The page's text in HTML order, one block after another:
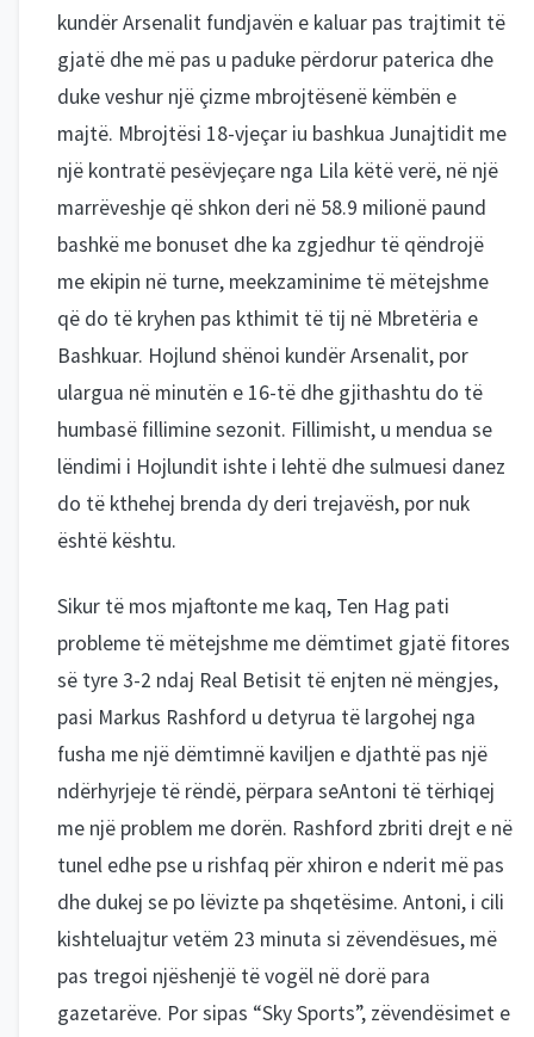
kundër Arsenalit fundjavën e kaluar pas trajtimit të
gjatë dhe më pas u paduke përdorur paterica dhe
duke veshur një çizme mbrojtësenë këmbën e
majtë. Mbrojtësi 18-vjeçar iu bashkua Junajtidit me
një kontratë pesëvjeçare nga Lila këtë verë, në një
marrëveshje që shkon deri në 58.9 milionë paund
bashkë me bonuset dhe ka zgjedhur të qëndrojë
me ekipin në turne, meekzaminime të mëtejshme
që do të kryhen pas kthimit të tij në Mbretëria e
Bashkuar. Hojlund shënoi kundër Arsenalit, por
ulargua në minutën e 16-të dhe gjithashtu do të
humbasë fillimine sezonit. Fillimisht, u mendua se
lëndimi i Hojlundit ishte i lehtë dhe sulmuesi danez
do të kthehej brenda dy deri trejavësh, por nuk
është kështu.
Sikur të mos mjaftonte me kaq, Ten Hag pati
probleme të mëtejshme me dëmtimet gjatë fitores
së tyre 3-2 ndaj Real Betisit të enjten në mëngjes,
pasi Markus Rashford u detyrua të largohej nga
fusha me një dëmtimnë kaviljen e djathtë pas një
ndërhyrjeje të rëndë, përpara seAntoni të tërhiqej
me një problem me dorën. Rashford zbriti drejt e në
tunel edhe pse u rishfaq për xhiron e nderit më pas
dhe dukej se po lëvizte pa shqetësime. Antoni, i cili
kishteluajtur vetëm 23 minuta si zëvendësues, më
pas tregoi njëshenjë të vogël në dorë para
gazetarëve. Por sipas “Sky Sports”, zëvendësimet e